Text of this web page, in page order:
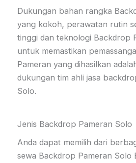
Dukungan bahan rangka
yang kokoh, perawatan rutin
tinggi dan teknologi Backdrop
untuk memastikan
Pameran yang dihasilkan
dukungan tim ahli jasa
Solo.
Jenis Backdrop Pameran Solo
Anda dapat memilih dari
sewa Backdrop Pameran Solo